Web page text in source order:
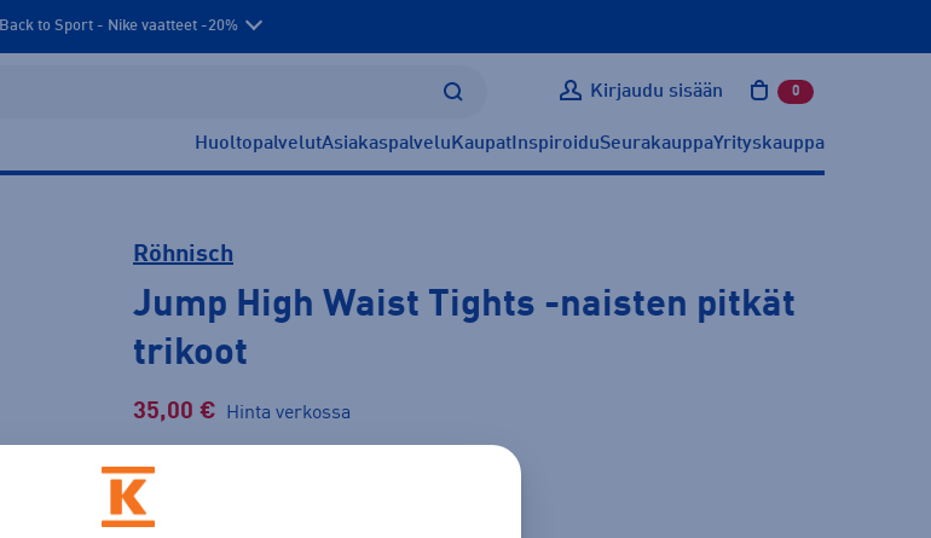
Back to Sport - Nike vaatteet -20%
Kirjaudu sisään 0 tuotetta
HuoltopalvelutAsiakaspalvelu Kaupat InspiroiduSeurakauppaYrityskauppa
Röhnisch
Jump High Waist Tights -naisten pitkät
trikoot
35,00 € Hinta verkossa
Normaalihinta: 69,90 €
30pv alin hinta: 35,00 €